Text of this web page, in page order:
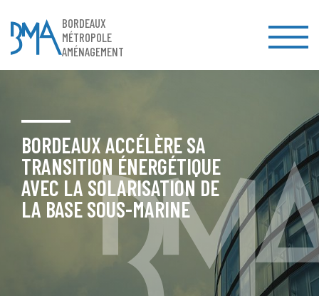
BORDEAUX
MÉTROPOLE
AMÉNAGEMENT
BORDEAUX ACCÉLÈRE SA
TRANSITION ÉNERGÉTIQUE
AVEC LA SOLARISATION DE
LA BASE SOUS-MARINE